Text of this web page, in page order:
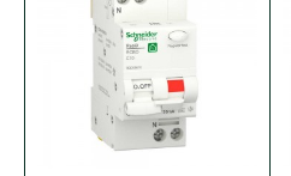
Доступность:
Устройство защитного
для отключения нагрузки, когда
3 715.02 грн